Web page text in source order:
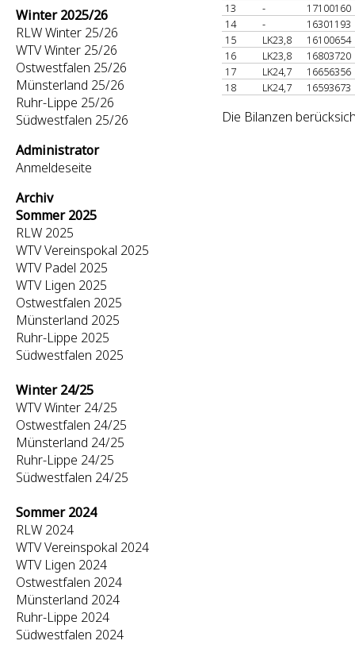
Winter 2025/26
RLW Winter 25/26
WTV Winter 25/26
Ostwestfalen 25/26
Münsterland 25/26
Ruhr-Lippe 25/26
Südwestfalen 25/26
Administrator
Anmeldeseite
Archiv
Sommer 2025
RLW 2025
WTV Vereinspokal 2025
WTV Padel 2025
WTV Ligen 2025
Ostwestfalen 2025
Münsterland 2025
Ruhr-Lippe 2025
Südwestfalen 2025
Winter 24/25
WTV Winter 24/25
Ostwestfalen 24/25
Münsterland 24/25
Ruhr-Lippe 24/25
Südwestfalen 24/25
Sommer 2024
RLW 2024
WTV Vereinspokal 2024
WTV Ligen 2024
Ostwestfalen 2024
Münsterland 2024
Ruhr-Lippe 2024
Südwestfalen 2024
13
-
17100160
14
-
16301193
15
LK23,8
16100654
16
LK23,8
16803720
17
LK24,7
16656356
18
LK24,7 16593673
Die Bilanzen